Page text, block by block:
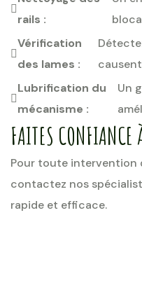
rails :
Vérification
des lames :
Lubrification du
mécanisme :
Un
FAITES CONFIANCE
Pour toute intervention
contactez nos
rapide et efficace.